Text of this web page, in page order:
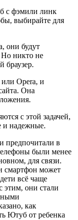
с фэмили линк
выбирайте для
они будут
Но никто не
браузер.
Opera, и
Она
с этой задачей,
и надежные.
предпочитали в
были менее
для связи.
смартфон может
всё чаще
этим, они стали
как
Ютуб от ребенка